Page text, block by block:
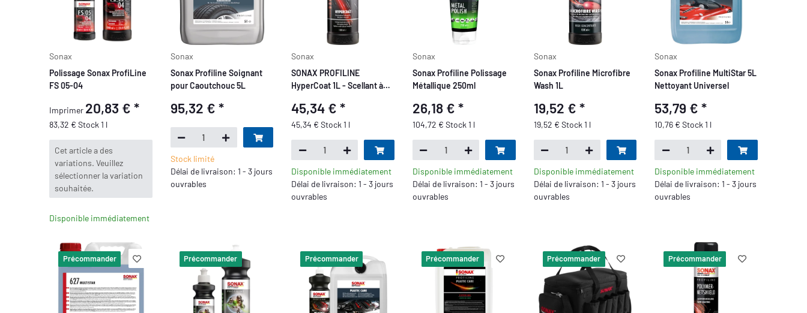
Sonax
Polissage Sonax ProfiLine
FS 05-04
Imprimer 20,83 €*
83,32 € Stock 1 l
x
Cet article a des
variations. Veuillez
sélectionner la variation
souhaitée.
Disponible immédiatement
Sonax
Sonax Profiline Soignant
pour Caoutchouc 5L
95,32 € *
Stock limité
Délai de livraison: 1 - 3 jours
ouvrables
Sonax
SONAX PROFILINE
HyperCoat 1L - Scellant à
45,34 €*
45,34 € Stock 1 l
Disponible immédiatement
Délai de livraison: 1 - 3 jours
ouvrables
Sonax
Sonax Profiline Polissage
Métallique 250ml
26,18 € *
104,72 € Stock 1 l
Disponible immédiatement
Délai de livraison: 1 - 3 jours
ouvrables
Sonax
Sonax Profiline Microfibre
Wash 1L
19,52 € *
19,52 € Stock 1 l
Disponible immédiatement
Délai de livraison: 1 - 3 jours
ouvrables
Sonax
Sonax Profiline MultiStar 5L
Nettoyant Universel
53,79 €*
10,76 € Stock 1 l
Disponible immédiatement
Délai de livraison: 1 - 3 jours
ouvrables
Précommander Précommander Précommander Précommander Précommander Précommander